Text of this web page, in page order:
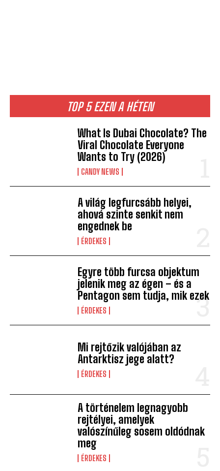
TOP 5 EZEN A HÉTEN
What Is Dubai Chocolate? The
Viral Chocolate Everyone
Wants to Try (2026)
CANDY NEWS
A világ legfurcsább helyei,
ahová szinte senkit nem
engednek be
ÉRDEKES
Egyre több furcsa objektum
jelenik meg az égen – és a
Pentagon sem tudja, mik ezek
ÉRDEKES
Mi rejtőzik valójában az
Antarktisz jege alatt?
ÉRDEKES
A történelem legnagyobb
rejtélyei, amelyek
valószínűleg sosem oldódnak
meg
ÉRDEKES